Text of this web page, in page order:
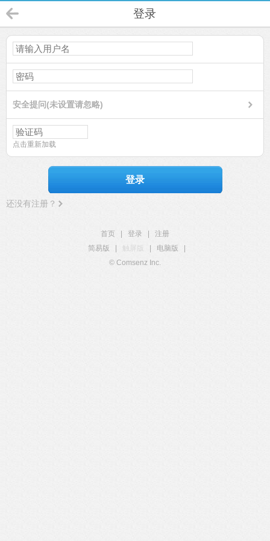
登录
安全提问(未设置请忽略)
点击重新加载
登录
还没有注册？
首页 登录
注册
简易版
触屏版 电脑版
© Comsenz Inc.